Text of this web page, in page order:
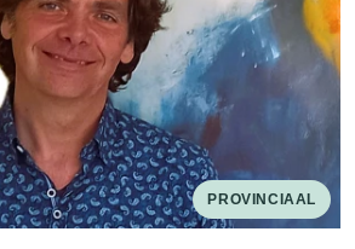
PROVINCIAAL